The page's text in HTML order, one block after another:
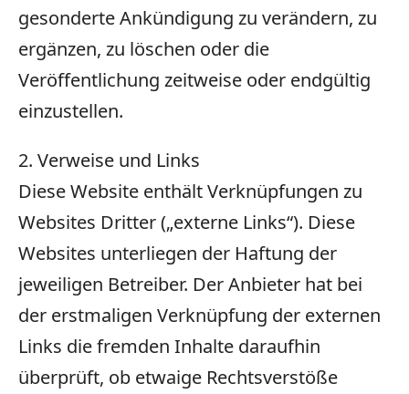
gesonderte Ankündigung zu verändern, zu
ergänzen, zu löschen oder die
Veröffentlichung zeitweise oder endgültig
einzustellen.
2. Verweise und Links
Diese Website enthält Verknüpfungen zu
Websites Dritter („externe Links“). Diese
Websites unterliegen der Haftung der
jeweiligen Betreiber. Der Anbieter hat bei
der erstmaligen Verknüpfung der externen
Links die fremden Inhalte daraufhin
überprüft, ob etwaige Rechtsverstöße